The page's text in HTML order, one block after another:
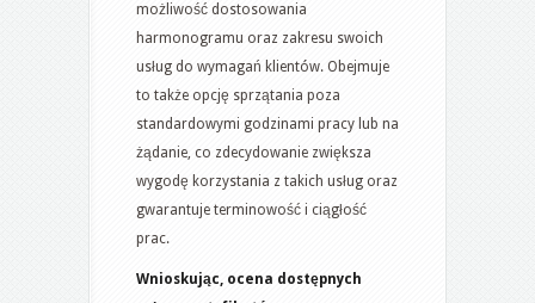
możliwość dostosowania
harmonogramu oraz zakresu swoich
usług do wymagań klientów. Obejmuje
to także opcję sprzątania poza
standardowymi godzinami pracy lub na
żądanie, co zdecydowanie zwiększa
wygodę korzystania z takich usług oraz
gwarantuje terminowość i ciągłość
prac.
Wnioskując, ocena dostępnych